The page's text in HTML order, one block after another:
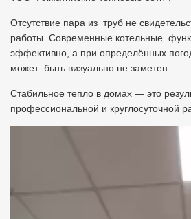
Отсутствие пара из труб не
работы. Современные котельные
эффективно, а при определённых
может быть визуально не заметен.
Стабильное тепло в домах — это
профессиональной и круглосуточной